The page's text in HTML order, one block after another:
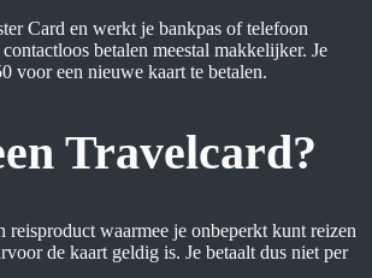
Card en werkt je bankpas of telefoon
betalen meestal makkelijker. Je
voor een nieuwe kaart te betalen.
Travelcard?
reisproduct waarmee je onbeperkt kunt reizen
de kaart geldig is. Je betaalt dus niet per